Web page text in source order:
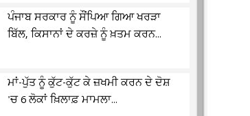
ਪੰਜਾਬ ਸਰਕਾਰ ਨੂੰ ਸੌਂਪਿਆ ਗਿਆ ਖਰੜਾ
ਬਿੱਲ, ਕਿਸਾਨਾਂ ਦੇ ਕਰਜ਼ੇ ਨੂੰ ਖ਼ਤਮ ਕਰਨ...
ਮਾਂ-ਪੁੱਤ ਨੂੰ ਕੁੱਟ-ਕੁੱਟ ਕੇ ਜ਼ਖਮੀ ਕਰਨ ਦੇ ਦੋਸ਼
'ਚ 6 ਲੋਕਾਂ ਖ਼ਿਲਾਫ਼ ਮਾਮਲਾ...